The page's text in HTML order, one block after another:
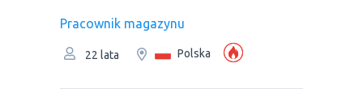
Рracownik magazynu
22 lata Polska